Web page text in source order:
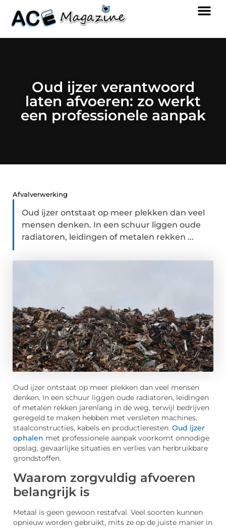
Oud ijzer verantwoord
laten afvoeren: zo werkt
een professionele aanpak
Afvalverwerking
Oud ijzer ontstaat op meer plekken dan veel
mensen denken. In een schuur liggen oude
radiatoren, leidingen of metalen rekken ...
Oud ijzer ontstaat op meer plekken dan veel mensen
denken. In een schuur liggen oude radiatoren, leidingen
of metalen rekken jarenlang in de weg, terwijl bedrijven
geregeld te maken hebben met versleten machines,
staalconstructies, kabels en productieresten. Oud ijzer
ophalen met professionele aanpak voorkomt onnodige
opslag, gevaarlijke situaties en verlies van herbruikbare
grondstoffen.
Waarom zorgvuldig afvoeren
belangrijk is
Metaal is geen gewoon restafval. Veel soorten kunnen
opnieuw worden gebruikt, mits ze op de juiste manier in